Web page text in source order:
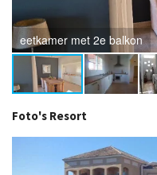
eetkamer met 2e balkon
Foto's Resort